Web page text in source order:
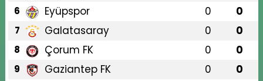
6 Eyüpspor 0 0
7 Galatasaray 0 0
8 Çorum FK 0 0
9 Gaziantep FK 0 0